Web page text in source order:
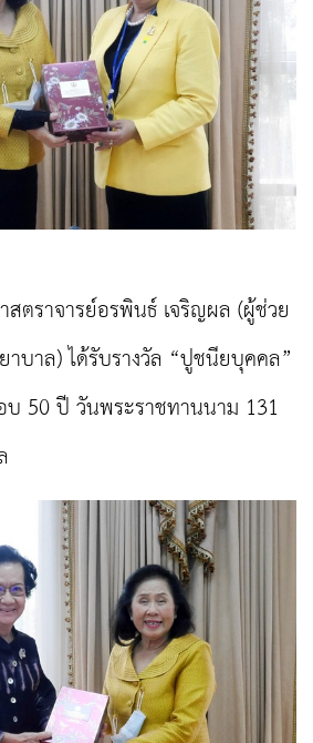
ารย์อรพินธ์ เจริญผล (ผู้ช่วย
าบาล) ได้รับรางวัล “ปูชนียบุคคล”
บ 50 ปี วันพระราชทานนาม 131